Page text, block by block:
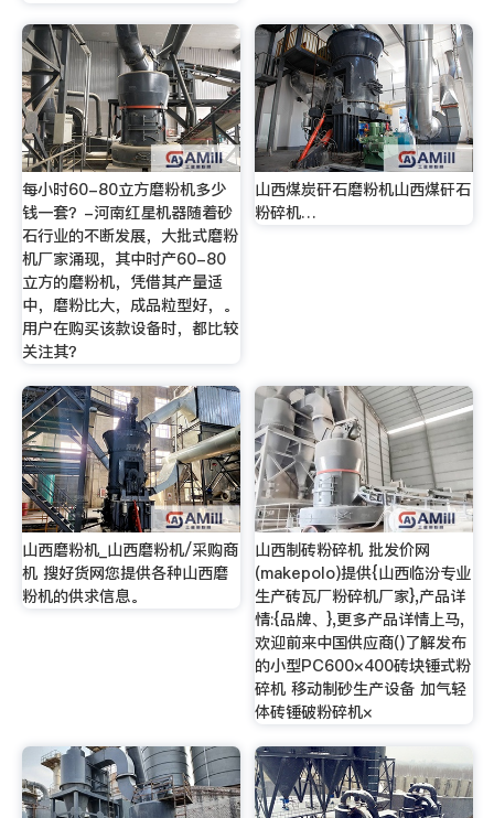
每小时60-80立方磨粉机多少
钱一套？-河南红星机器随着砂
石行业的不断发展，大批式磨粉
机厂家涌现，其中时产60-80
立方的磨粉机，凭借其产量适
中，磨粉比大，成品粒型好，。
用户在购买该款设备时，都比较
关注其？
山西煤炭矸石磨粉机山西煤矸石
粉碎机…
山西磨粉机_山西磨粉机/采购商
机 搜好货网您提供各种山西磨
粉机的供求信息。
山西制砖粉碎机 批发价网
(makepolo)提供{山西临汾专业
生产砖瓦厂粉碎机厂家},产品详
情:{品牌、},更多产品详情上马,
欢迎前来中国供应商()了解发布
的小型PC600×400砖块锤式粉
碎机 移动制砂生产设备 加气轻
体砖锤破粉碎机×